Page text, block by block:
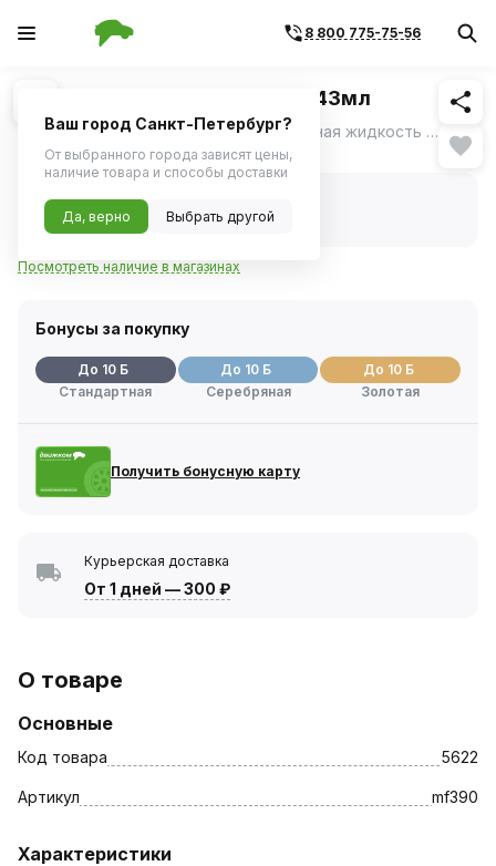
8 800 775-75-56
1/1 Похожие
Промывка двигателя ABRO 443мл
Высококонцентрированная промывочная жидкость со специальными добавками.
Нет в наличии
Нет в наличии
Код товара:5622
Артикул:mf390
Посмотреть наличие в магазинах
Бонусы за покупку
До 10 Б
Стандартная
До 10 Б
Серебряная
До 10 Б
Золотая
Получить бонусную карту
Курьерская доставка
От 1 дней —300 ₽
О товаре
Основные
Код товара 5622
Артикул mf390
Характеристики
Ваш город Санкт-Петербург?
От выбранного города зависят цены,
наличие товара и способы доставки
Да, верно Выбрать другой